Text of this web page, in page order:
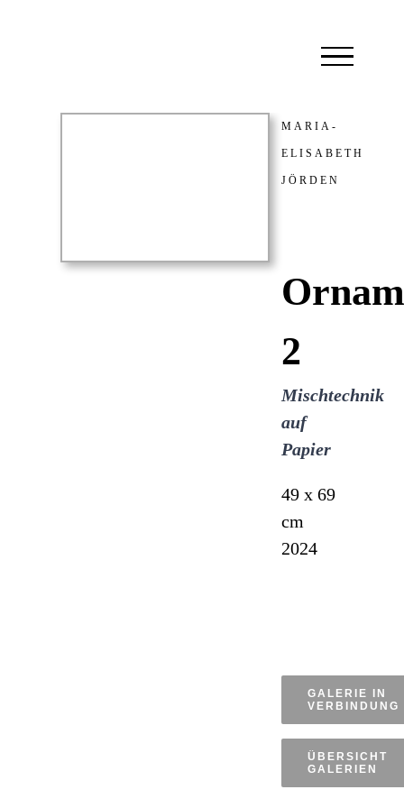
MARIA-
ELISABETH
JÖRDEN
2
Mischtechnik
auf
Papier
49 x 69
cm
2024
GALERIE IN
VERBINDUNG
ÜBERSICHT
GALERIEN